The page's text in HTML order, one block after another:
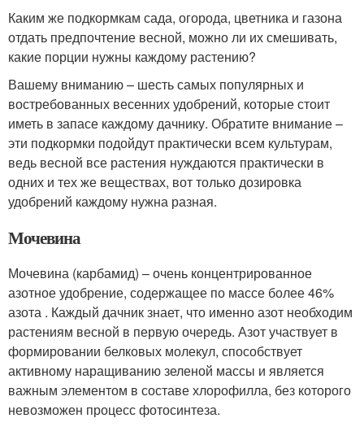
Каким же подкормкам сада, огорода, цветника и газона
отдать предпочтение весной, можно ли их смешивать,
какие порции нужны каждому растению?
Вашему вниманию – шесть самых популярных и
востребованных весенних удобрений, которые стоит
иметь в запасе каждому дачнику. Обратите внимание –
эти подкормки подойдут практически всем культурам,
ведь весной все растения нуждаются практически в
одних и тех же веществах, вот только дозировка
удобрений каждому нужна разная.
Мочевина
Мочевина (карбамид) – очень концентрированное
азотное удобрение, содержащее по массе более 46%
азота . Каждый дачник знает, что именно азот необходим
растениям весной в первую очередь. Азот участвует в
формировании белковых молекул, способствует
активному наращиванию зеленой массы и является
важным элементом в составе хлорофилла, без которого
невозможен процесс фотосинтеза.